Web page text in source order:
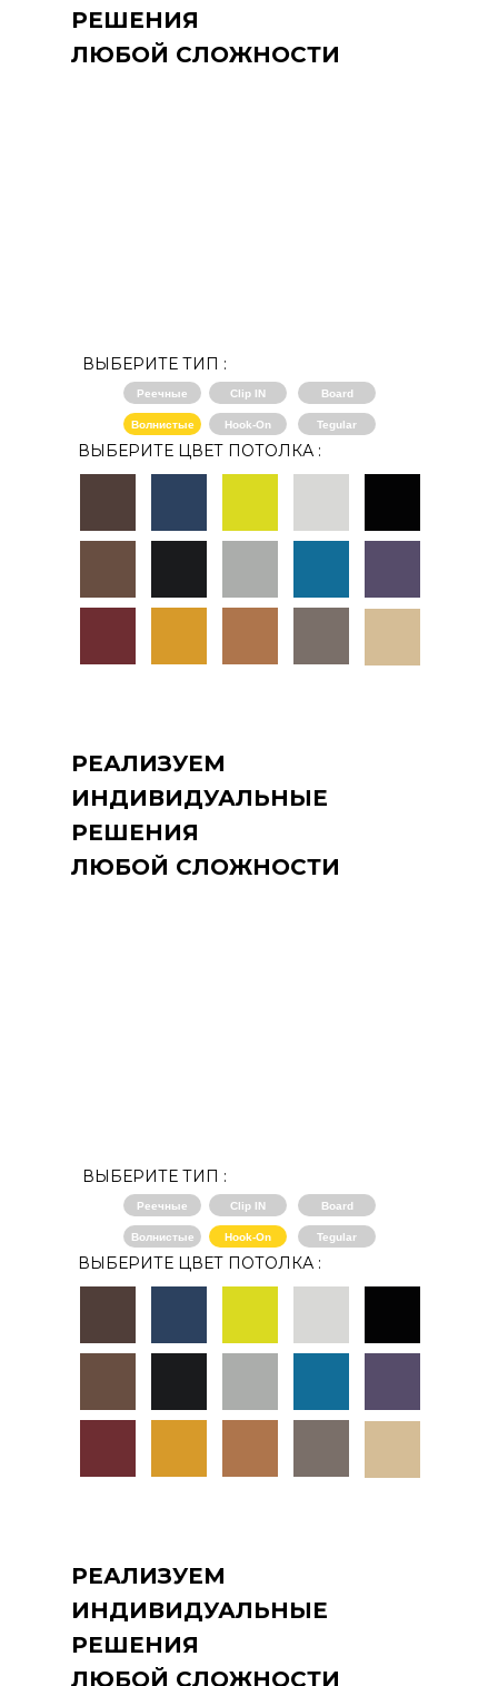
РЕШЕНИЯ
ЛЮБОЙ СЛОЖНОСТИ
ВЫБЕРИТЕ ЦВЕТ ПОТОЛКА :
ВЫБЕРИТЕ ТИП :
Реечные Clip IN Board
Волнистые Hook-On Tegular
РЕАЛИЗУЕМ
ИНДИВИДУАЛЬНЫЕ
РЕШЕНИЯ
ЛЮБОЙ СЛОЖНОСТИ
ВЫБЕРИТЕ ЦВЕТ ПОТОЛКА :
ВЫБЕРИТЕ ТИП :
Реечные Clip IN Board
Волнистые Hook-On Tegular
РЕАЛИЗУЕМ
ИНДИВИДУАЛЬНЫЕ
РЕШЕНИЯ
ЛЮБОЙ СЛОЖНОСТИ